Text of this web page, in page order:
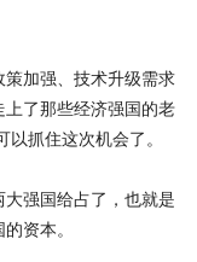
加强、技术升级需求
了那些经济强国的老
抓住这次机会了。
强国给占了，也就是
资本。